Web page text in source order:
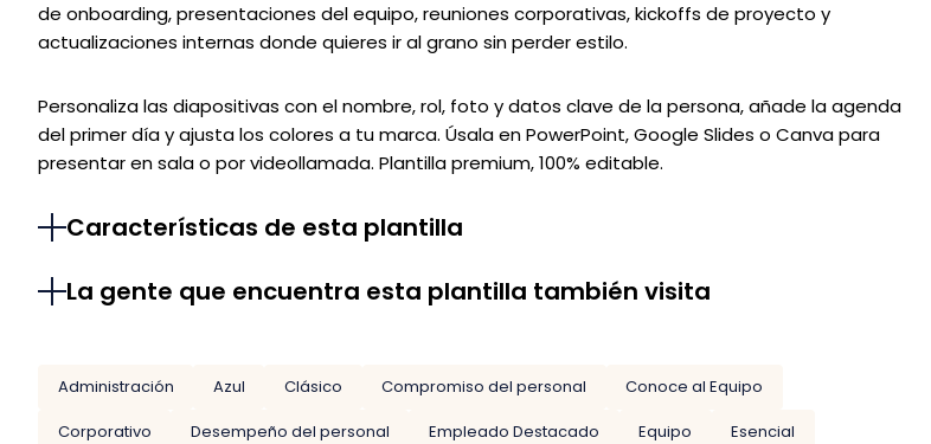
de onboarding, presentaciones del equipo, reuniones corporativas, kickoffs de proyecto y
actualizaciones internas donde quieres ir al grano sin perder estilo.
Personaliza las diapositivas con el nombre, rol, foto y datos clave de la persona, añade la agenda
del primer día y ajusta los colores a tu marca. Úsala en PowerPoint, Google Slides o Canva para
presentar en sala o por videollamada. Plantilla premium, 100% editable.
Características de esta plantilla
La gente que encuentra esta plantilla también visita
Administración Azul Clásico Compromiso del personal
Conoce al Equipo
Corporativo
Desempeño del personal Empleado Destacado Equipo
Esencial